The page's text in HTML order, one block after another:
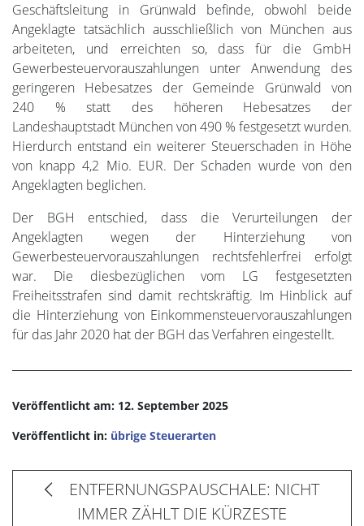
Geschäftsleitung in Grünwald befinde, obwohl beide
Angeklagte tatsächlich ausschließlich von München aus
arbeiteten, und erreichten so, dass für die GmbH
Gewerbesteuervorauszahlungen unter Anwendung des
geringeren Hebesatzes der Gemeinde Grünwald von
240 % statt des höheren Hebesatzes der
Landeshauptstadt München von 490 % festgesetzt wurden.
Hierdurch entstand ein weiterer Steuerschaden in Höhe
von knapp 4,2 Mio. EUR. Der Schaden wurde von den
Angeklagten beglichen.
Der BGH entschied, dass die Verurteilungen der
Angeklagten wegen der Hinterziehung von
Gewerbesteuervorauszahlungen rechtsfehlerfrei erfolgt
war. Die diesbezüglichen vom LG festgesetzten
Freiheitsstrafen sind damit rechtskräftig. Im Hinblick auf
die Hinterziehung von Einkommensteuervorauszahlungen
für das Jahr 2020 hat der BGH das Verfahren eingestellt.
Veröffentlicht am: 12. September 2025
Veröffentlicht in: übrige Steuerarten
ENTFERNUNGSPAUSCHALE: NICHT
IMMER ZÄHLT DIE KÜRZESTE